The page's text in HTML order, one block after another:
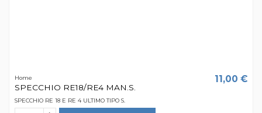
Home
SPECCHIO RE18/RE4 MAN.S.
11,00 €
SPECCHIO RE 18 E RE 4 ULTIMO TIPO S.